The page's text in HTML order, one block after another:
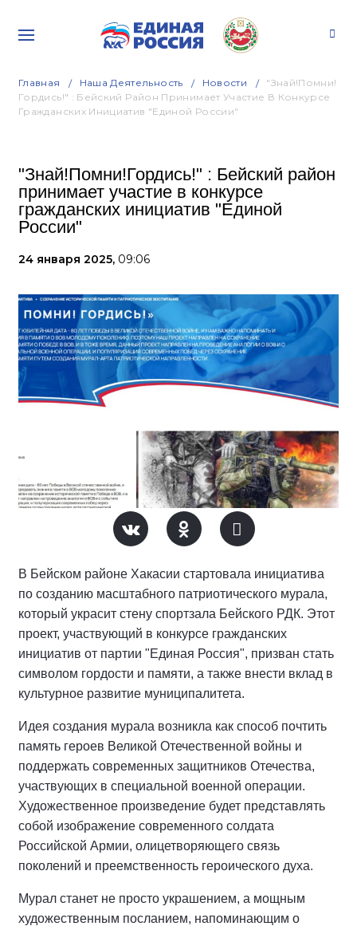
Главная Наша Деятельность Новости
"Знай!Помни!
Гордись!" : Бейский Район Принимает Участие В Конкурсе
Гражданских Инициатив "Единой России"
"Знай!Помни!Гордись!" : Бейский район
принимает участие в конкурсе
гражданских инициатив "Единой
России"
24 января 2025, 09:06
В Бейском районе Хакасии стартовала инициатива
по созданию масштабного патриотического мурала,
который украсит стену спортзала Бейского РДК. Этот
проект, участвующий в конкурсе гражданских
инициатив от партии "Единая Россия", призван стать
символом гордости и памяти, а также внести вклад в
культурное развитие муниципалитета.
Идея создания мурала возникла как способ почтить
память героев Великой Отечественной войны и
поддержать современных защитников Отечества,
участвующих в специальной военной операции.
Художественное произведение будет представлять
собой изображение современного солдата
Российской Армии, олицетворяющего связь
поколений и преемственность героического духа.
Мурал станет не просто украшением, а мощным
художественным посланием, напоминающим о